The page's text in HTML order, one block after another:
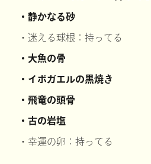
・静かなる砂
・迷える球根：持ってる
・大魚の骨
・イボガエルの黒焼き
・飛竜の頭骨
・古の岩塩
・幸運の卵：持ってる